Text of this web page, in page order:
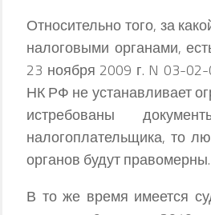
Относительно того, за
налоговыми органами,
23 ноября 2009 г. N 03-
НК РФ не устанавливает
истребованы
налогоплательщика, то
органов будут правомерны.
В то же время имеется